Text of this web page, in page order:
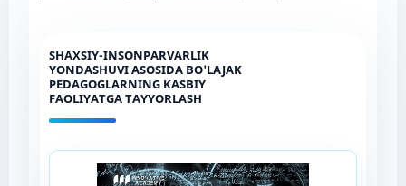
SHAXSIY-INSONPARVARLIK
YONDASHUVI ASOSIDA BO'LAJAK
PEDAGOGLARNING KASBIY
FAOLIYATGA TAYYORLASH